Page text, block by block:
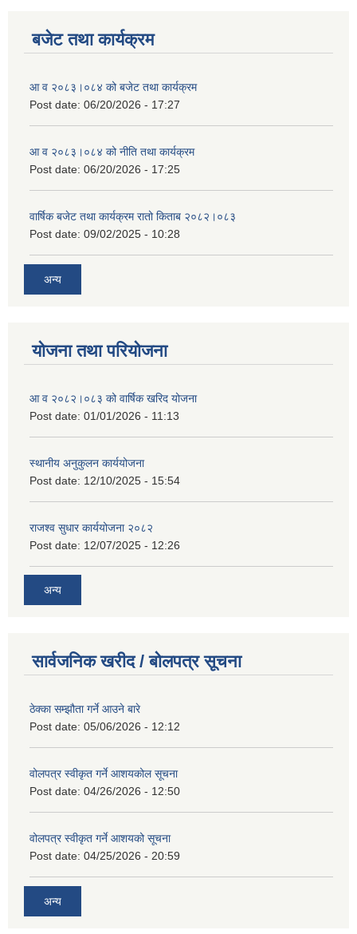
बजेट तथा कार्यक्रम
आ व २०८३।०८४ को बजेट तथा कार्यक्रम
Post date: 06/20/2026 - 17:27
आ व २०८३।०८४ को नीति तथा कार्यक्रम
Post date: 06/20/2026 - 17:25
वार्षिक बजेट तथा कार्यक्रम रातो किताब २०८२।०८३
Post date: 09/02/2025 - 10:28
अन्य
योजना तथा परियोजना
आ व २०८२।०८३ को वार्षिक खरिद योजना
Post date: 01/01/2026 - 11:13
स्थानीय अनुकुलन कार्ययोजना
Post date: 12/10/2025 - 15:54
राजश्व सुधार कार्ययोजना २०८२
Post date: 12/07/2025 - 12:26
अन्य
सार्वजनिक खरीद / बोलपत्र सूचना
ठेक्का सम्झौता गर्ने आउने बारे
Post date: 05/06/2026 - 12:12
वोलपत्र स्वीकृत गर्ने आशयकोल सूचना
Post date: 04/26/2026 - 12:50
वोलपत्र स्वीकृत गर्ने आशयको सूचना
Post date: 04/25/2026 - 20:59
अन्य